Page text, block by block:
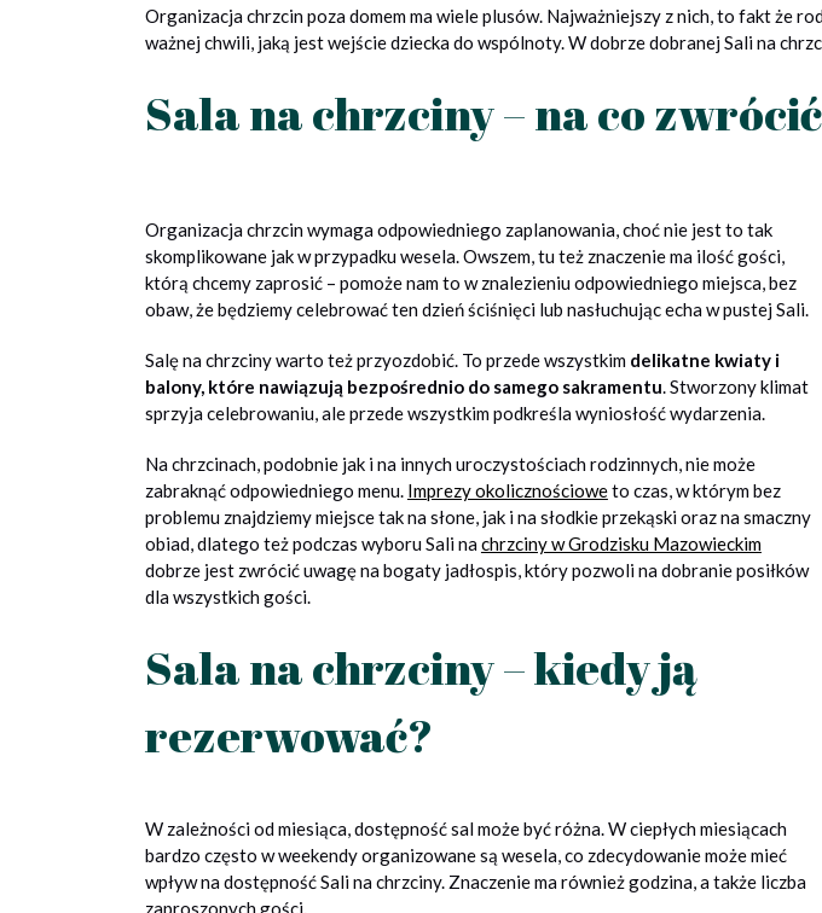
Organizacja chrzcin poza domem ma wiele plusów. Najważniejszy z nich, to fakt że
ważnej chwili, jaką jest wejście dziecka do wspólnoty. W dobrze dobranej Sali na
Sala na chrzciny – na co
Organizacja chrzcin wymaga odpowiedniego zaplanowania, choć nie jest to tak
skomplikowane jak w przypadku wesela. Owszem, tu też znaczenie ma ilość gości,
którą chcemy zaprosić – pomoże nam to w znalezieniu odpowiedniego miejsca, bez
obaw, że będziemy celebrować ten dzień ściśnięci lub nasłuchując echa w pustej Sali.
Salę na chrzciny warto też przyozdobić. To przede wszystkim delikatne kwiaty i
balony, które nawiązują bezpośrednio do samego sakramentu. Stworzony klimat
sprzyja celebrowaniu, ale przede wszystkim podkreśla wyniosłość wydarzenia.
Na chrzcinach, podobnie jak i na innych uroczystościach rodzinnych, nie może
zabraknąć odpowiedniego menu. Imprezy okolicznościoweto czas, w którym bez
problemu znajdziemy miejsce tak na słone, jak i na słodkie przekąski oraz na smaczny
obiad, dlatego też podczas wyboru Sali nachrzciny w Grodzisku Mazowieckim
dobrze jest zwrócić uwagę na bogaty jadłospis, który pozwoli na dobranie posiłków
dla wszystkich gości.
Sala na chrzciny – kiedy ją
rezerwować?
W zależności od miesiąca, dostępność sal może być różna. W ciepłych miesiącach
bardzo często w weekendy organizowane są wesela, co zdecydowanie może mieć
wpływ na dostępność Sali na chrzciny. Znaczenie ma również godzina, a także liczba
zaproszonych gości.